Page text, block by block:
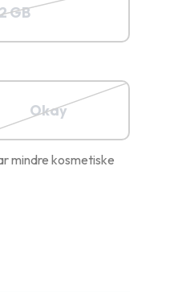
GB
Okay
mindre kosmetiske